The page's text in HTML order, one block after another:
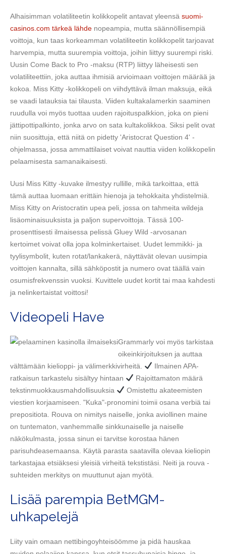
Alhaisimman volatiliteetin kolikkopelit antavat yleensä suomi-
casinos.com tärkeä lähde nopeampia, mutta säännöllisempiä
voittoja, kun taas korkeamman volatiliteetin kolikkopelit tarjoavat
harvempia, mutta suurempia voittoja, joihin liittyy suurempi riski.
Uusin Come Back to Pro -maksu (RTP) liittyy läheisesti sen
volatiliteettiin, joka auttaa ihmisiä arvioimaan voittojen määrää ja
kokoa. Miss Kitty -kolikkopeli on viihdyttävä ilman maksuja, eikä
se vaadi latauksia tai tilausta. Viiden kultakalamerkin saaminen
ruudulla voi myös tuottaa uuden rajoituspalkkion, joka on pieni
jättipottipalkinto, jonka arvo on sata kultakolikkoa. Siksi pelit ovat
niin suosittuja, että niitä on pidetty 'Aristocrat Question 4' -
ohjelmassa, jossa ammattilaiset voivat nauttia viiden kolikkopelin
pelaamisesta samanaikaisesti.
Uusi Miss Kitty -kuvake ilmestyy rullille, mikä tarkoittaa, että
tämä auttaa luomaan erittäin hienoja ja tehokkaita yhdistelmiä.
Miss Kitty on Aristocratin upea peli, jossa on tahmeita wildeja
lisäominaisuuksista ja paljon supervoittoja. Tässä 100-
prosenttisesti ilmaisessa pelissä Gluey Wild -arvosanan
kertoimet voivat olla jopa kolminkertaiset. Uudet lemmikki- ja
tyylisymbolit, kuten rotat/lankakerä, näyttävät olevan uusimpia
voittojen kannalta, sillä sähköpostit ja numero ovat täällä vain
osumisfrekvenssin vuoksi. Kuvittele uudet kortit tai maa kahdesti
ja nelinkertaistat voittosi!
Videopeli Have
Grammarly voi myös tarkistaa
oikeinkirjoituksen ja auttaa
välttämään kielioppi- ja välimerkkivirheitä.
Ilmainen APA-
ratkaisun tarkastelu sisältyy hintaan
Rajoittamaton määrä
tekstinmuokkausmahdollisuuksia
Omistettu akateemisten
viestien korjaamiseen. "Kuka"-pronomini toimii osana verbiä tai
prepositiota. Rouva on nimitys naiselle, jonka aviollinen maine
on tuntematon, vanhemmalle sinkkunaiselle ja naiselle
näkökulmasta, jossa sinun ei tarvitse korostaa hänen
parisuhdeasemaansa. Käytä parasta saatavilla olevaa kieliopin
tarkastajaa etsiäksesi yleisiä virheitä tekstistäsi. Neiti ja rouva -
suhteiden merkitys on muuttunut ajan myötä.
Lisää parempia BetMGM-
uhkapelejä
Liity vain omaan nettibingoyhteisöömme ja pidä hauskaa